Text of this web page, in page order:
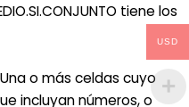
tiene los
o más celdas cuyo
incluyan números, o
USD